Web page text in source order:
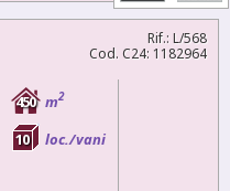
Rif.: L/568
Cod. C24: 1182964
450 m2
10 loc./vani